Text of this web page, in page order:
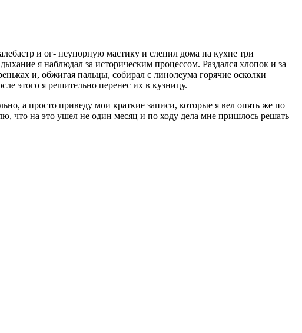
и ог- неупорную мастику и слепил дома на кухне три
я наблюдал за историческим процессом. Раздался хлопок и за
и, обжигая пальцы, собирал с линолеума горячие осколки
этого я решительно перенес их в кузницу.
а просто приведу мои краткие записи, которые я вел опять же по
что на это ушел не один месяц и по ходу дела мне пришлось решать